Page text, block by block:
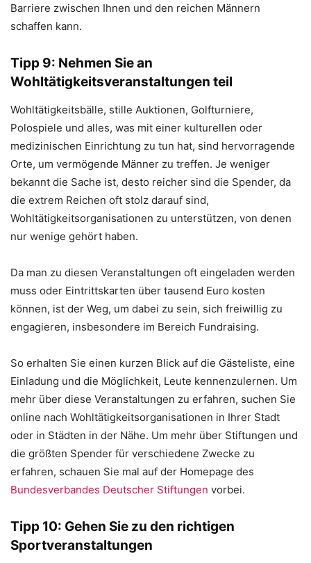
Barriere zwischen Ihnen und den reichen Männern
schaffen kann.
Tipp 9: Nehmen Sie an
Wohltätigkeitsveranstaltungen teil
Wohltätigkeitsbälle, stille Auktionen, Golfturniere,
Polospiele und alles, was mit einer kulturellen oder
medizinischen Einrichtung zu tun hat, sind hervorragende
Orte, um vermögende Männer zu treffen. Je weniger
bekannt die Sache ist, desto reicher sind die Spender, da
die extrem Reichen oft stolz darauf sind,
Wohltätigkeitsorganisationen zu unterstützen, von denen
nur wenige gehört haben.
Da man zu diesen Veranstaltungen oft eingeladen werden
muss oder Eintrittskarten über tausend Euro kosten
können, ist der Weg, um dabei zu sein, sich freiwillig zu
engagieren, insbesondere im Bereich Fundraising.
So erhalten Sie einen kurzen Blick auf die Gästeliste, eine
Einladung und die Möglichkeit, Leute kennenzulernen. Um
mehr über diese Veranstaltungen zu erfahren, suchen Sie
online nach Wohltätigkeitsorganisationen in Ihrer Stadt
oder in Städten in der Nähe. Um mehr über Stiftungen und
die größten Spender für verschiedene Zwecke zu
erfahren, schauen Sie mal auf der Homepage des
Bundesverbandes Deutscher Stiftungen vorbei.
Tipp 10: Gehen Sie zu den richtigen
Sportveranstaltungen